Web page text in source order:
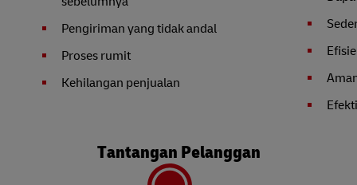
Pengiriman yang tidak andal
Proses rumit
Kehilangan penjualan
Tantangan Pelanggan